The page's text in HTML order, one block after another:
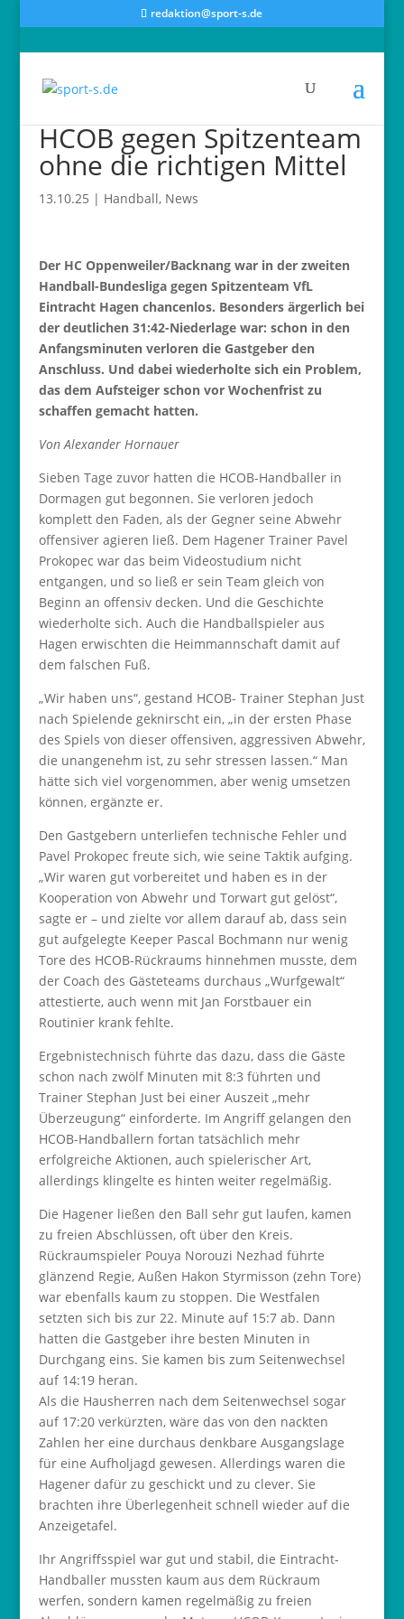
redaktion@sport-s.de
HCOB gegen Spitzenteam
ohne die richtigen Mittel
13.10.25 | Handball, News
Der HC Oppenweiler/Backnang war in der zweiten
Handball-Bundesliga gegen Spitzenteam VfL
Eintracht Hagen chancenlos. Besonders ärgerlich bei
der deutlichen 31:42-Niederlage war: schon in den
Anfangsminuten verloren die Gastgeber den
Anschluss. Und dabei wiederholte sich ein Problem,
das dem Aufsteiger schon vor Wochenfrist zu
schaffen gemacht hatten.
Von Alexander Hornauer
Sieben Tage zuvor hatten die HCOB-Handballer in
Dormagen gut begonnen. Sie verloren jedoch
komplett den Faden, als der Gegner seine Abwehr
offensiver agieren ließ. Dem Hagener Trainer Pavel
Prokopec war das beim Videostudium nicht
entgangen, und so ließ er sein Team gleich von
Beginn an offensiv decken. Und die Geschichte
wiederholte sich. Auch die Handballspieler aus
Hagen erwischten die Heimmannschaft damit auf
dem falschen Fuß.
„Wir haben uns“, gestand HCOB- Trainer Stephan Just
nach Spielende geknirscht ein, „in der ersten Phase
des Spiels von dieser offensiven, aggressiven Abwehr,
die unangenehm ist, zu sehr stressen lassen.“ Man
hätte sich viel vorgenommen, aber wenig umsetzen
können, ergänzte er.
Den Gastgebern unterliefen technische Fehler und
Pavel Prokopec freute sich, wie seine Taktik aufging.
„Wir waren gut vorbereitet und haben es in der
Kooperation von Abwehr und Torwart gut gelöst“,
sagte er – und zielte vor allem darauf ab, dass sein
gut aufgelegte Keeper Pascal Bochmann nur wenig
Tore des HCOB-Rückraums hinnehmen musste, dem
der Coach des Gästeteams durchaus „Wurfgewalt“
attestierte, auch wenn mit Jan Forstbauer ein
Routinier krank fehlte.
Ergebnistechnisch führte das dazu, dass die Gäste
schon nach zwölf Minuten mit 8:3 führten und
Trainer Stephan Just bei einer Auszeit „mehr
Überzeugung“ einforderte. Im Angriff gelangen den
HCOB-Handballern fortan tatsächlich mehr
erfolgreiche Aktionen, auch spielerischer Art,
allerdings klingelte es hinten weiter regelmäßig.
Die Hagener ließen den Ball sehr gut laufen, kamen
zu freien Abschlüssen, oft über den Kreis.
Rückraumspieler Pouya Norouzi Nezhad führte
glänzend Regie, Außen Hakon Styrmisson (zehn Tore)
war ebenfalls kaum zu stoppen. Die Westfalen
setzten sich bis zur 22. Minute auf 15:7 ab. Dann
hatten die Gastgeber ihre besten Minuten in
Durchgang eins. Sie kamen bis zum Seitenwechsel
auf 14:19 heran.
Als die Hausherren nach dem Seitenwechsel sogar
auf 17:20 verkürzten, wäre das von den nackten
Zahlen her eine durchaus denkbare Ausgangslage
für eine Aufholjagd gewesen. Allerdings waren die
Hagener dafür zu geschickt und zu clever. Sie
brachten ihre Überlegenheit schnell wieder auf die
Anzeigetafel.
Ihr Angriffsspiel war gut und stabil, die Eintracht-
Handballer mussten kaum aus dem Rückraum
werfen, sondern kamen regelmäßig zu freien